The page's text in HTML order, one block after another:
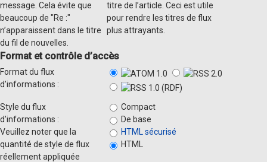
message. Cela évite que
beaucoup de "Re :"
n’apparaissent dans le titre
du fil de nouvelles.
titre de l’article. Ceci est utile
pour rendre les titres de flux
plus attrayants.
Format et contrôle d’accès
Format du flux
d’informations :
Style du flux
d’informations :
Veuillez noter que la
quantité de style de flux
réellement appliquée
Compact
De base
HTML sécurisé
HTML